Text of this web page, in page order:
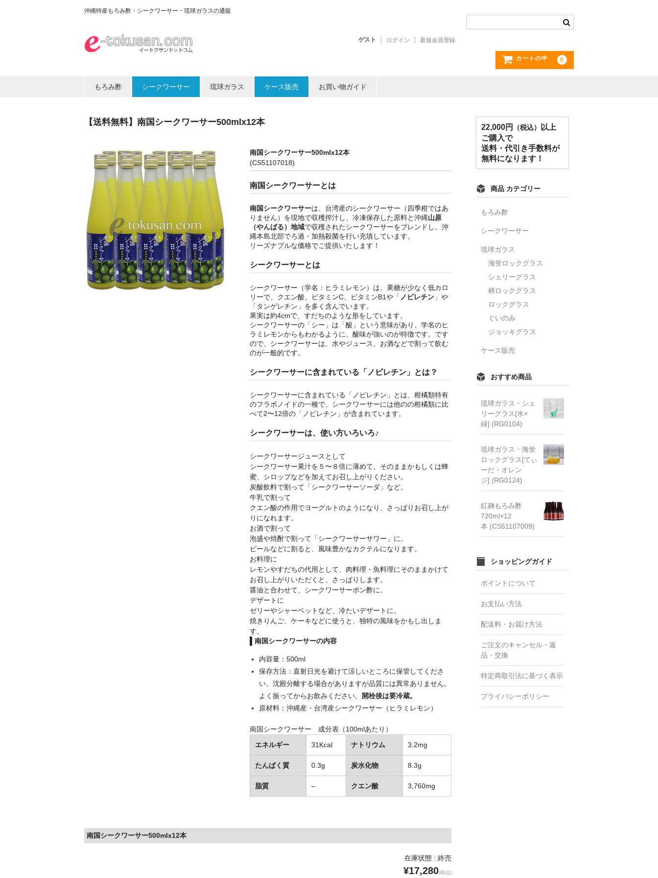
沖縄特産もろみ酢・シークワーサー・琉球ガラスの通販
ゲスト ログイン 新規会員登録
カートの中 0
もろみ酢 シークワーサー 琉球ガラス ケース販売 お買い物ガイド
【送料無料】南国シークワーサー500mlx12本
南国シークワーサー500mlx12本
(CS51107018)
南国シークワーサーとは
南国シークワーサーは、台湾産のシークワーサー（四季柑ではあ
りません）を現地で収穫搾汁し、冷凍保存した原料と沖縄山原
（やんばる）地域で収穫されたシークワーサーをブレンドし、沖
縄本島北部でろ過・加熱殺菌を行い充填しています。
リーズナブルな価格でご提供いたします！
シークワーサーとは
シークワーサー（学名：ヒラミレモン）は、果糖が少なく低カロ
リーで、クエン酸、ビタミンC、ビタミンB1や「 ノビレチン」や
「タンゲレチン」を多く含んでいます。
果実は約4cmで、すだちのような形をしています。
シークワーサーの「シー」は「酸」という意味があり、学名のヒ
ラミレモンからもわかるように、酸味が強いのが特徴です。です
ので、シークワーサーは、水やジュース、お酒などで割って飲む
のが一般的です。
シークワーサーに含まれている「ノビレチン」とは？
シークワーサーに含まれている「ノビレチン」とは、柑橘類特有
のフラボノイドの一種で、シークワーサーには他のの柑橘類に比
べて2〜12倍の「ノビレチン」が含まれています。
シークワーサーは、使い方いろいろ♪
シークワーサージュースとして
シークワーサー果汁を５〜８倍に薄めて、そのままかもしくは蜂
蜜、シロップなどを加えてお召し上がりください。
炭酸飲料で割って「シークワーサーソーダ」など。
牛乳で割って
クエン酸の作用でヨーグルトのようになり、さっぱりお召し上が
りになれます。
お酒で割って
泡盛や焼酎で割って「シークワーサーサワー」に。
ビールなどに割ると、風味豊かなカクテルになります。
お料理に
レモンやすだちの代用として、肉料理・魚料理にそのままかけて
お召し上がりいただくと、さっぱりします。
醤油と合わせて、シークワーサーポン酢に。
デザートに
ゼリーやシャーベットなど、冷たいデザートに。
焼きりんご、ケーキなどに使うと、独特の風味をかもし出しま
す。
南国シークワーサーの内容
内容量：500ml
保存方法：直射日光を避けて涼しいところに保管してくださ
い。沈殿分離する場合がありますが品質には異常ありません。
よく振ってからお飲みください。 開栓後は要冷蔵。
原材料：沖縄産・台湾産シークワーサー（ヒラミレモン）
南国シークワーサー 成分表（100mlあたり）
エネルギー
31Kcal ナトリウム 3.2mg
たんぱく質 0.3g 炭水化物 8.3g
脂質 – クエン酸 3,760mg
南国シークワーサー500mlx12本
在庫状態 : 終売
¥17,280(税込)
22,000円 （税込）
以上
ご購入で
送料・代引き手数料が
無料になります！
商品 カテゴリー
もろみ酢
シークワーサー
琉球ガラス
海蛍ロックグラス
シェリーグラス
柄ロックグラス
ロックグラス
ぐいのみ
ジョッキグラス
ケース販売
おすすめ商品
琉球ガラス・シェ
リーグラス[水×
緑] (RG0104)
琉球ガラス・海蛍
ロックグラス[てぃ
ーだ・オレン
ジ] (RG0124)
紅麹もろみ酢
720ml×12
本 (CS51107009)
ショッピングガイド
ポイントについて
お支払い方法
配送料・お届け方法
ご注文のキャンセル・返
品・交換
特定商取引法に基づく表示
プライバシーポリシー